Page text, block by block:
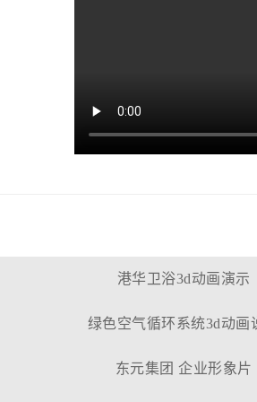
港华卫浴3d动画演示
绿色空气循环系统3d动画
东元集团 企业形象片